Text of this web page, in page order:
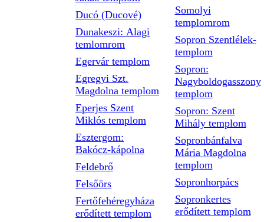
Ducó (Ducové)
Dunakeszi: Alagi
temlomrom
Egervár templom
Egregyi Szt.
Magdolna templom
Eperjes Szent
Miklós templom
Esztergom:
Bakócz-kápolna
Feldebrő
Felsőörs
Fertőfehéregyháza
erődített templom
Somolyi
templomrom
Sopron Szentlélek-
templom
Sopron:
Nagyboldogasszony
templom
Sopron: Szent
Mihály templom
Sopronbánfalva
Mária Magdolna
templom
Sopronhorpács
Sopronkertes
erődített templom